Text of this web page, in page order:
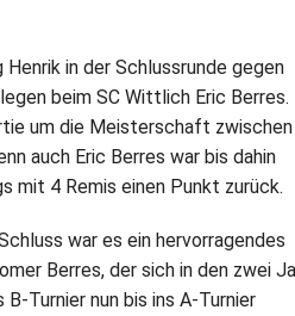
in der Schlussrunde gegen
beim SC Wittlich Eric Berres.
um die Meisterschaft
auch Eric Berres war bis dahin
mit 4 Remis einen Punkt zurück.
war es ein hervorragendes
Berres, der sich in den zwei
Turnier nun bis ins A-Turnier